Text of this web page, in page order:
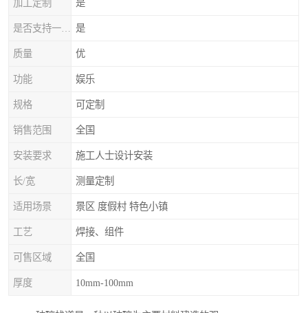
加工定制 是
是
质量 优
功能 娱乐
规格 可定制
销售范围 全国
安装要求 施工人士设计安装
长/宽 测量定制
适用场景 景区 度假村 特色小镇
工艺 焊接、组件
可售区域 全国
厚度 10mm-100mm